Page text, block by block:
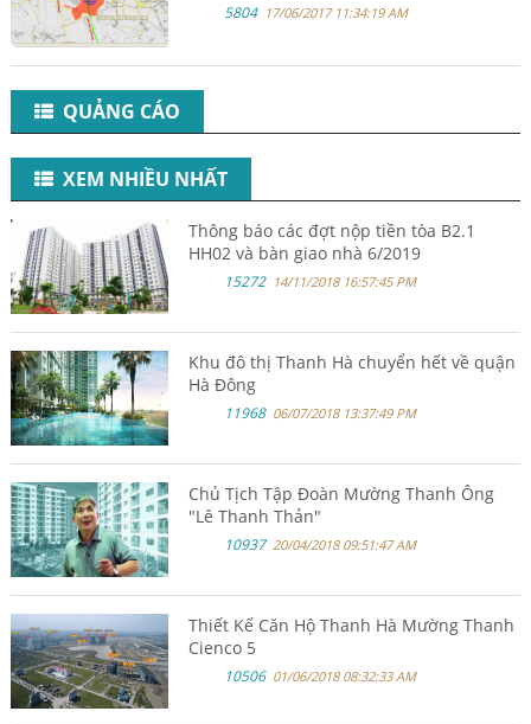
5804 17/06/2017 11:34:19 AM
QUẢNG CÁO
XEM NHIỀU NHẤT
Thông báo các đợt nộp tiền tòa B2.1
HH02 và bàn giao nhà 6/2019
15272 14/11/2018 16:57:45 PM
Khu đô thị Thanh Hà chuyển hết về quận
Hà Đông
11968 06/07/2018 13:37:49 PM
Chủ Tịch Tập Đoàn Mường Thanh Ông
"Lê Thanh Thản"
10937 20/04/2018 09:51:47 AM
Thiết Kế Căn Hộ Thanh Hà Mường Thanh
Cienco 5
10506 01/06/2018 08:32:33 AM